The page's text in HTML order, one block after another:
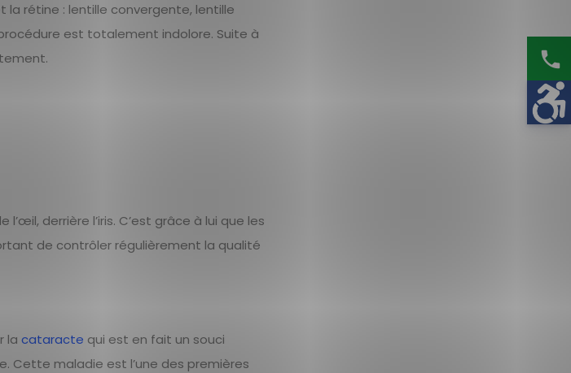
rétine : lentille convergente, lentille
est totalement indolore. Suite à
l’œil, derrière l’iris. C’est grâce à lui que les
de contrôler régulièrement la qualité
la cataracte qui est en fait un souci
Cette maladie est l’une des premières
phone